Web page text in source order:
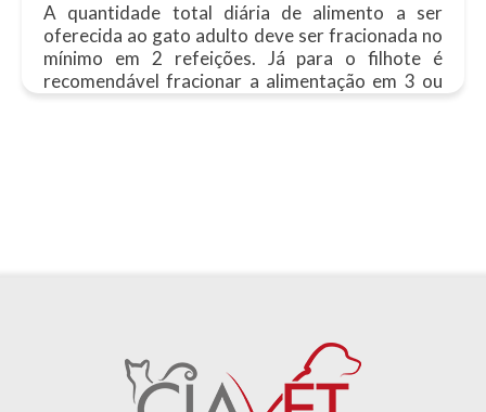
A quantidade total diária de alimento a ser
oferecida ao gato adulto deve ser fracionada no
mínimo em 2 refeições. Já para o filhote é
recomendável fracionar a alimentação em 3 ou